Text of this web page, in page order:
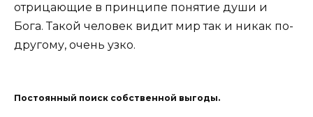
отрицающие в принципе понятие души и
Бога. Такой человек видит мир так и никак по-
другому, очень узко.
Постоянный поиск собственной выгоды.